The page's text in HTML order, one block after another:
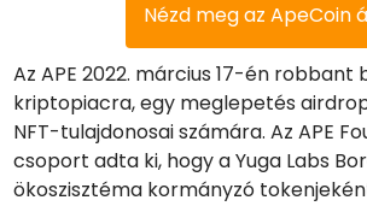
Eszközök felfedezése
Fedezz fel befektetési lehetőségeket
Portfólióelemzés
Intelligens betekintés az optimális
Nézd meg az ApeCoin
Az APE 2022. március 17-én robbant
kriptopiacra, egy meglepetés
NFT-tulajdonosai számára. Az APE
csoport adta ki, hogy a Yuga Labs
ökoszisztéma kormányzó